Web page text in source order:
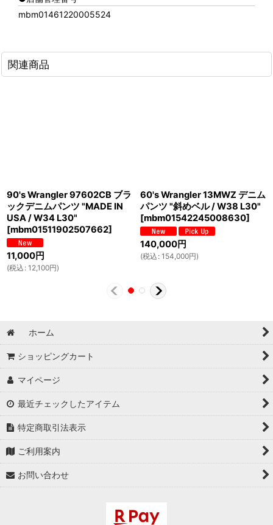
mbm01461220005524
関連商品
90's Wrangler 97602CB ブラ
ックデニムパンツ "MADE IN
USA / W34 L30"
[mbm01511902507662]
11,000円
(税込 : 12,100円)
60's Wrangler 13MWZ デニム
パンツ "斜めベル / W38 L30"
[mbm01542245008630]
140,000円
(税込 : 154,000円)
ホーム
ショッピングカート
マイページ
最近チェックしたアイテム
特定商取引法表示
ご利用案内
お問い合わせ